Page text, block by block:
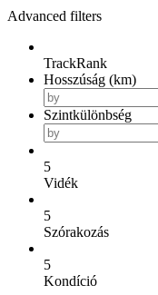
Advanced filters
TrackRank
Hosszúság (km)
Szintkülönbség
5
Vidék
5
Szórakozás
5
Kondíció